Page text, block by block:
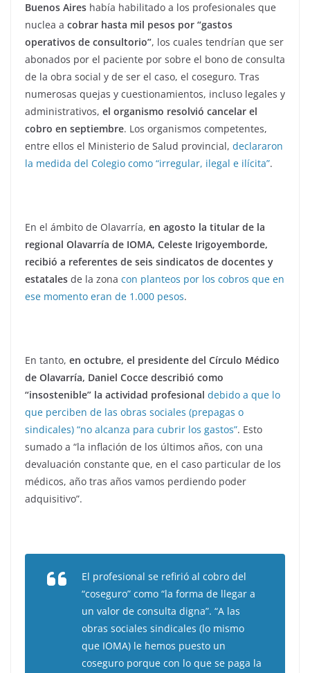
Buenos Aires había habilitado a los profesionales que
nuclea a cobrar hasta mil pesos por “gastos
operativos de consultorio”, los cuales tendrían que ser
abonados por el paciente por sobre el bono de consulta
de la obra social y de ser el caso, el coseguro. Tras
numerosas quejas y cuestionamientos, incluso legales y
administrativos, el organismo resolvió cancelar el
cobro en septiembre. Los organismos competentes,
entre ellos el Ministerio de Salud provincial, declararon
la medida del Colegio como “irregular, ilegal e ilícita”.
En el ámbito de Olavarría, en agosto la titular de la
regional Olavarría de IOMA, Celeste Irigoyemborde,
recibió a referentes de seis sindicatos de docentes y
estatales de la zona con planteos por los cobros que en
ese momento eran de 1.000 pesos.
En tanto, en octubre, el presidente del Círculo Médico
de Olavarría, Daniel Cocce describió como
“insostenible” la actividad profesional debido a que lo
que perciben de las obras sociales (prepagas o
sindicales) “no alcanza para cubrir los gastos”. Esto
sumado a “la inflación de los últimos años, con una
devaluación constante que, en el caso particular de los
médicos, año tras años vamos perdiendo poder
adquisitivo”.
El profesional se refirió al cobro del
“coseguro” como “la forma de llegar a
un valor de consulta digna”. “A las
obras sociales sindicales (lo mismo
que IOMA) le hemos puesto un
coseguro porque con lo que se paga la